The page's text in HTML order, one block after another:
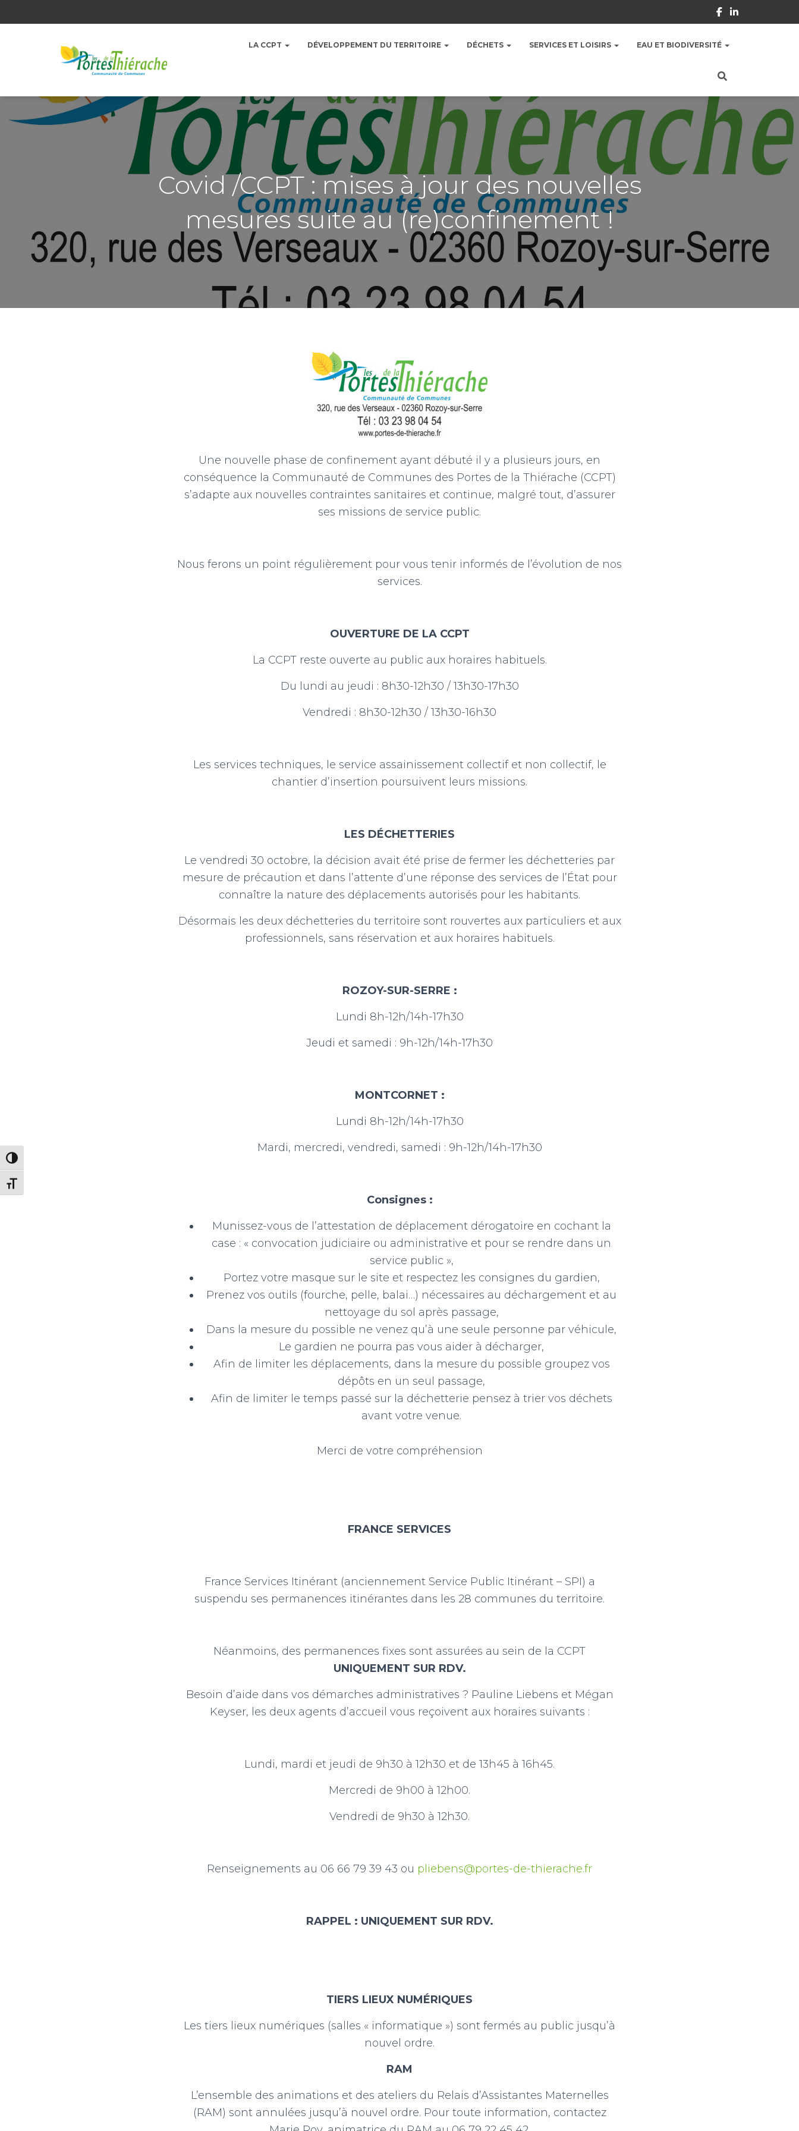
PASSER EN CONTRASTE ÉLEVÉ
CHANGER LA TAILLE DE LA POLICE
LA CCPT DÉVELOPPEMENT DU TERRITOIRE DÉCHETS SERVICES ET LOISIRS EAU ET BIODIVERSITÉ
Covid /CCPT : mises à jour des nouvelles
mesures suite au (re)confinement !
Une nouvelle phase de confinement ayant débuté il y a plusieurs jours, en
conséquence la Communauté de Communes des Portes de la Thiérache (CCPT)
s’adapte aux nouvelles contraintes sanitaires et continue, malgré tout, d’assurer
ses missions de service public.
Nous ferons un point régulièrement pour vous tenir informés de l’évolution de nos
services.
OUVERTURE DE LA CCPT
La CCPT reste ouverte au public aux horaires habituels.
Du lundi au jeudi : 8h30-12h30 / 13h30-17h30
Vendredi : 8h30-12h30 / 13h30-16h30
Les services techniques, le service assainissement collectif et non collectif, le
chantier d’insertion poursuivent leurs missions.
LES DÉCHETTERIES
Le vendredi 30 octobre, la décision avait été prise de fermer les déchetteries par
mesure de précaution et dans l’attente d’une réponse des services de l’État pour
connaître la nature des déplacements autorisés pour les habitants.
Désormais les deux déchetteries du territoire sont rouvertes aux particuliers et aux
professionnels, sans réservation et aux horaires habituels.
ROZOY-SUR-SERRE :
Lundi 8h-12h/14h-17h30
Jeudi et samedi : 9h-12h/14h-17h30
MONTCORNET :
Lundi 8h-12h/14h-17h30
Mardi, mercredi, vendredi, samedi : 9h-12h/14h-17h30
Consignes :
Munissez-vous de l’attestation de déplacement dérogatoire en cochant la
case : « convocation judiciaire ou administrative et pour se rendre dans un
service public »,
Portez votre masque sur le site et respectez les consignes du gardien,
Prenez vos outils (fourche, pelle, balai…) nécessaires au déchargement et au
nettoyage du sol après passage,
Dans la mesure du possible ne venez qu’à une seule personne par véhicule,
Le gardien ne pourra pas vous aider à décharger,
Afin de limiter les déplacements, dans la mesure du possible groupez vos
dépôts en un seul passage,
Afin de limiter le temps passé sur la déchetterie pensez à trier vos déchets
avant votre venue.
Merci de votre compréhension
FRANCE SERVICES
France Services Itinérant (anciennement Service Public Itinérant – SPI) a
suspendu ses permanences itinérantes dans les 28 communes du territoire.
Néanmoins, des permanences fixes sont assurées au sein de la CCPT
UNIQUEMENT SUR RDV.
Besoin d’aide dans vos démarches administratives ? Pauline Liebens et Mégan
Keyser, les deux agents d’accueil vous reçoivent aux horaires suivants :
Lundi, mardi et jeudi de 9h30 à 12h30 et de 13h45 à 16h45.
Mercredi de 9h00 à 12h00.
Vendredi de 9h30 à 12h30.
Renseignements au 06 66 79 39 43 ou pliebens@portes-de-thierache.fr
RAPPEL : UNIQUEMENT SUR RDV.
TIERS LIEUX NUMÉRIQUES
Les tiers lieux numériques (salles « informatique ») sont fermés au public jusqu’à
nouvel ordre.
RAM
L’ensemble des animations et des ateliers du Relais d’Assistantes Maternelles
(RAM) sont annulées jusqu’à nouvel ordre. Pour toute information, contactez